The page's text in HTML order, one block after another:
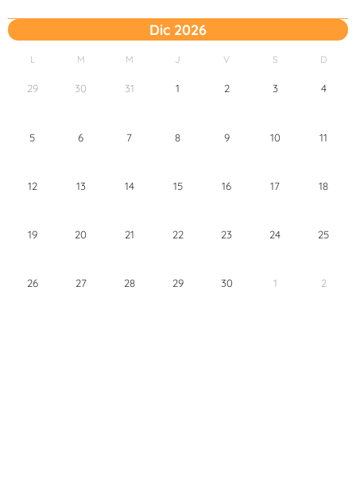
Dic 2026
L M M J V S D
29 30 31 1 2 3 4
5 6 7 8 9 10 11
12 13 14 15 16 17 18
19 20 21 22 23 24 25
26 27 28 29 30 1 2